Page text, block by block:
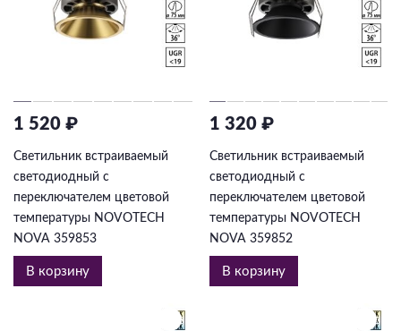
1 520 ₽
Светильник встраиваемый
светодиодный с
переключателем цветовой
температуры NOVOTECH
NOVA 359853
В корзину
1 320 ₽
Светильник встраиваемый
светодиодный с
переключателем цветовой
температуры NOVOTECH
NOVA 359852
В корзину